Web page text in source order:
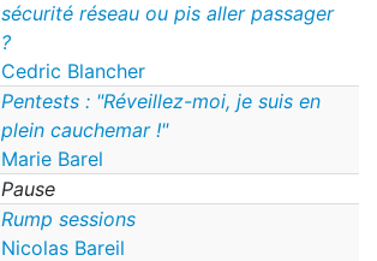
sécurité réseau ou pis aller passager
?
Cedric Blancher
Pentests : "Réveillez-moi, je suis en
plein cauchemar !"
Marie Barel
Pause
Rump sessions
Nicolas Bareil